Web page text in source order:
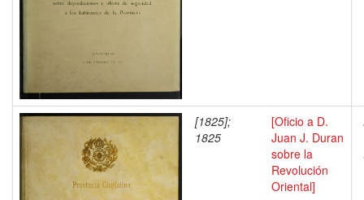
[1825];
1825
[Oficio a D.
Juan J. Duran
sobre la
Revolución
Oriental]